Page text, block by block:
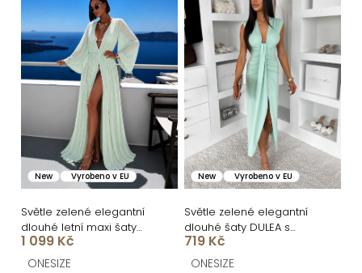
í
p
r
o
d
u
k
t
ů
ý
p
i
s
p
r
o
d
u
k
New Vyrobeno v EU
Světle zelené elegantní
dlouhé letní maxi šaty
KLEINA s dlouhým
rukávem
1 099 Kč
ONESIZE
New Vyrobeno v EU
Světle zelené elegantní
dlouhé šaty DULEA s
výstřihem
719 Kč
ONESIZE